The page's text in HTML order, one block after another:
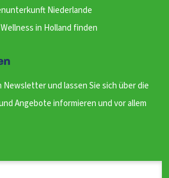
Niederlande
in Holland finden
Newsletter und lassen Sie sich über die
Angebote informieren und vor allem